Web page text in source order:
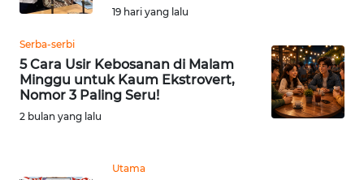
19 hari yang lalu
Serba-serbi
5 Cara Usir Kebosanan di Malam
Minggu untuk Kaum Ekstrovert,
Nomor 3 Paling Seru!
2 bulan yang lalu
Utama
BEKASI
WN
BOGOR